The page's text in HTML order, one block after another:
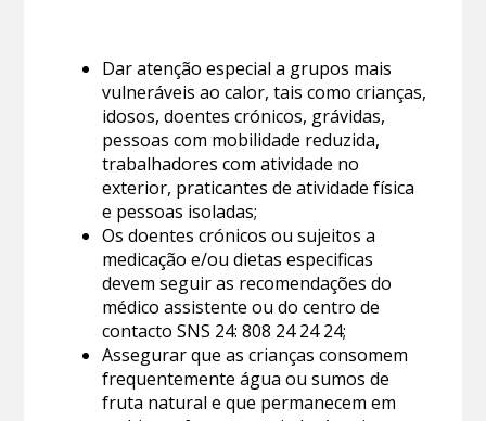
Dar atenção especial a grupos mais
vulneráveis ao calor, tais como crianças,
idosos, doentes crónicos, grávidas,
pessoas com mobilidade reduzida,
trabalhadores com atividade no
exterior, praticantes de atividade física
e pessoas isoladas;
Os doentes crónicos ou sujeitos a
medicação e/ou dietas especificas
devem seguir as recomendações do
médico assistente ou do centro de
contacto SNS 24: 808 24 24 24;
Assegurar que as crianças consomem
frequentemente água ou sumos de
fruta natural e que permanecem em